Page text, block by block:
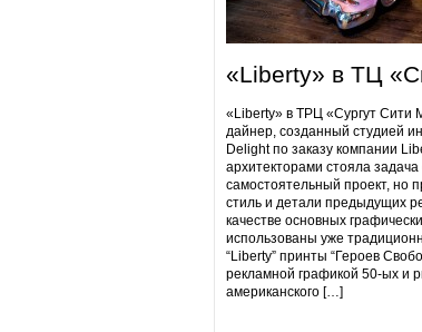
«Liberty» в ТЦ
«Liberty» в ТРЦ «Сургут Сити
дайнер, созданный студией
Delight по заказу компании
архитекторами стояла задача
самостоятельный проект, но
стиль и детали предыдущих
качестве основных
использованы уже
“Liberty” принты “Героев
рекламной графикой 50-ых и
американского […]